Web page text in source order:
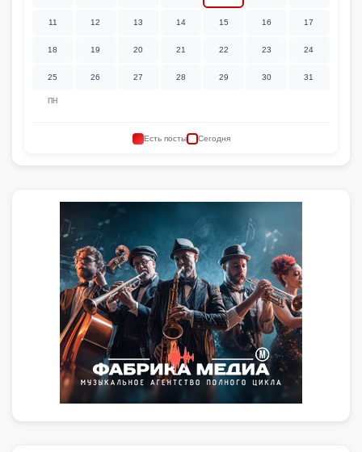
ПН
11 12 13 14 15 16 17
18 19 20 21 22 23 24
25 26 27 28 29 30 31
Есть посты Сегодня